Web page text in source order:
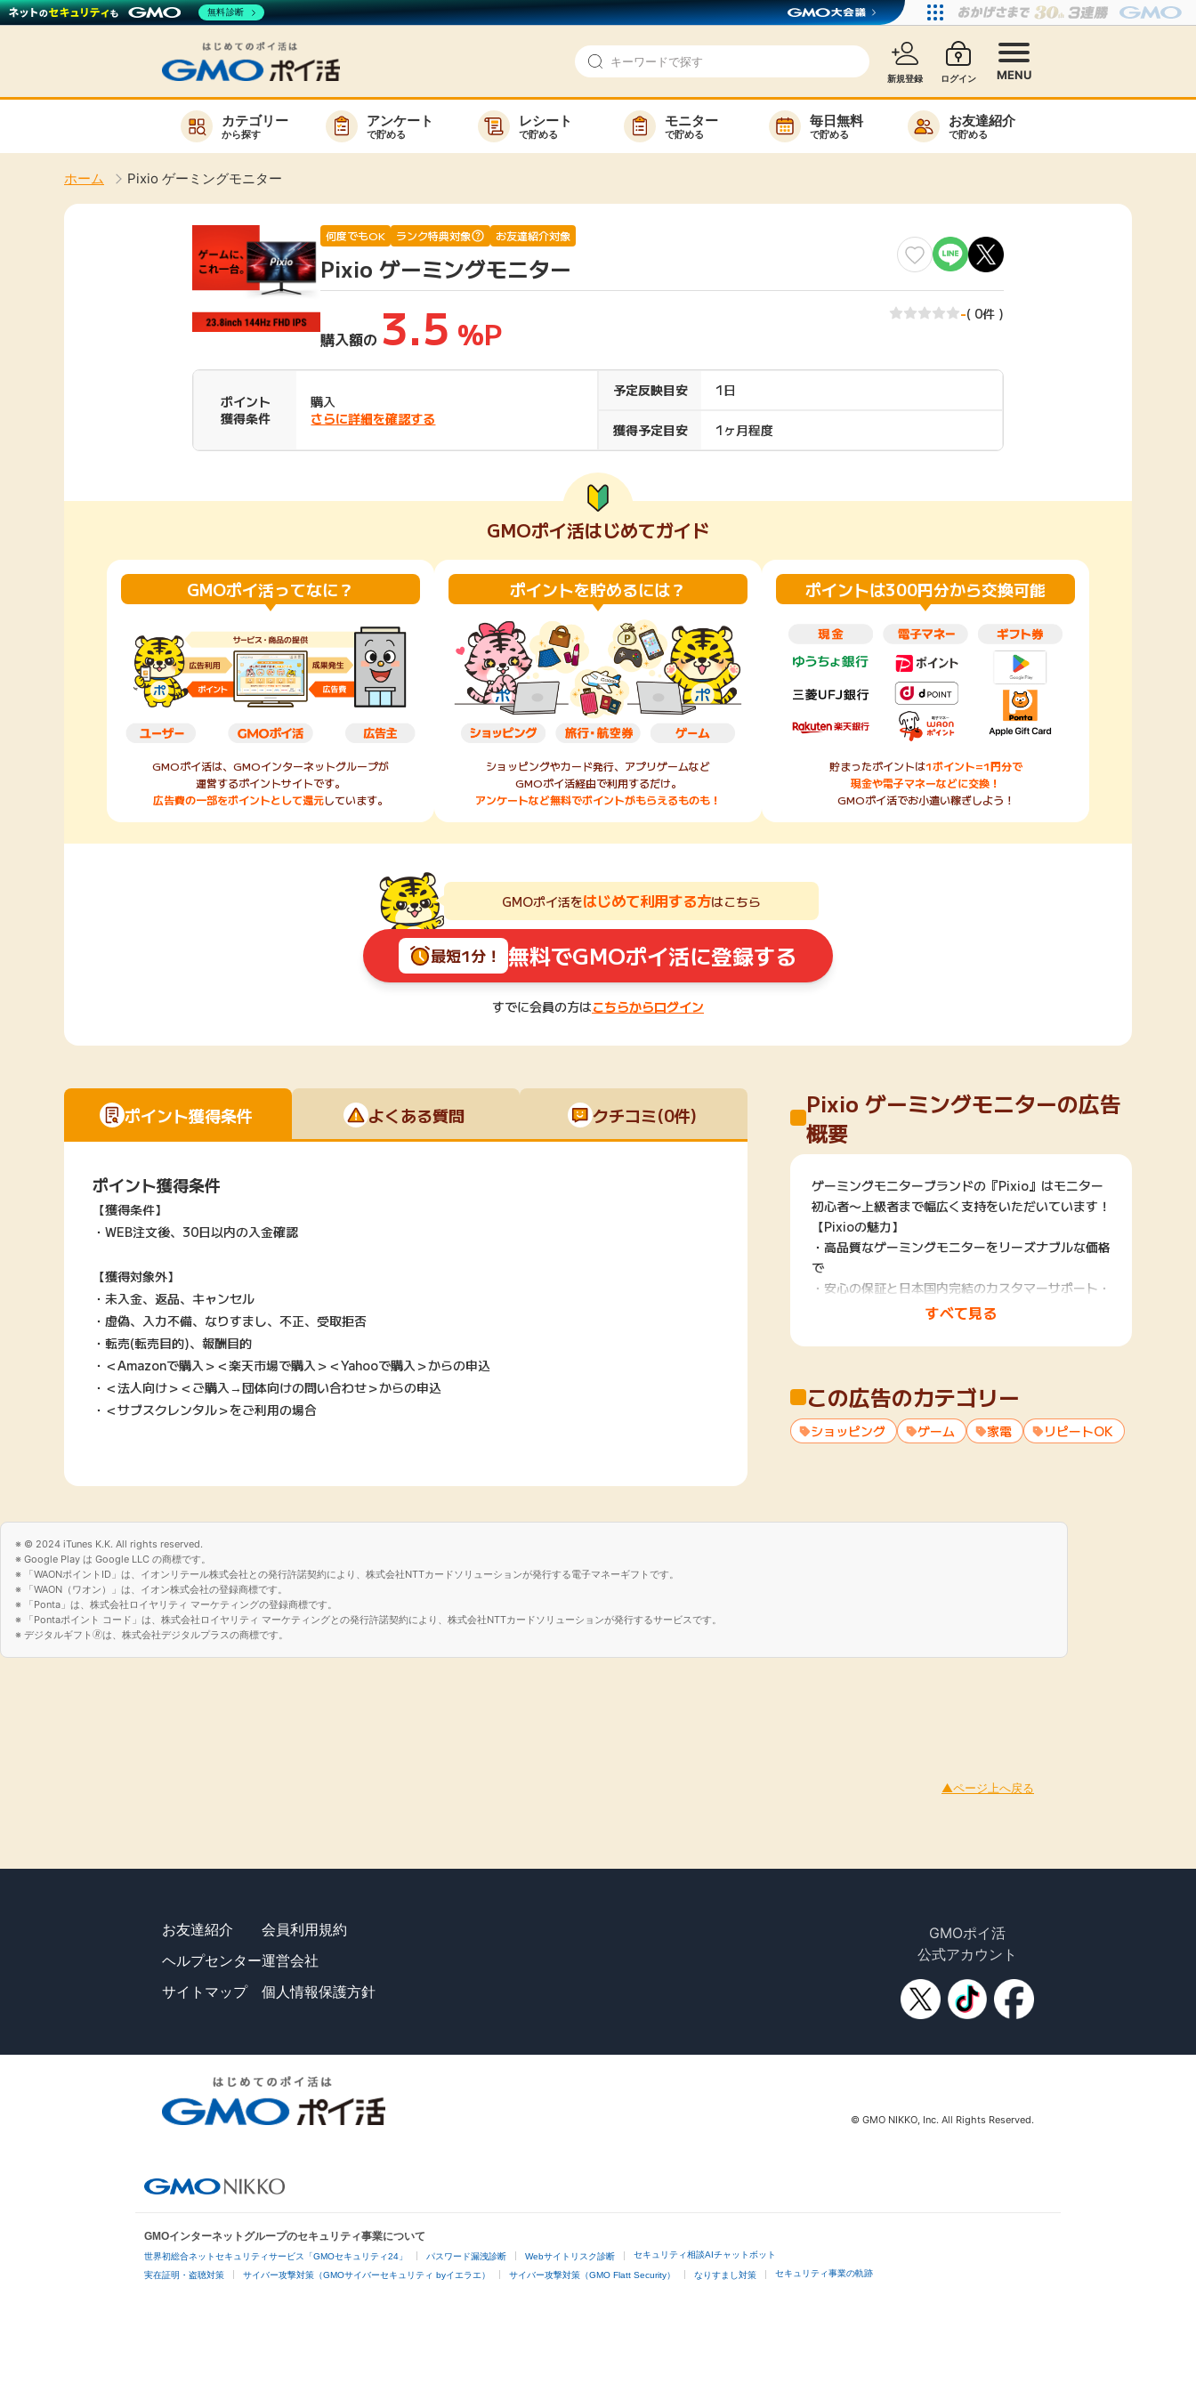
新規登録 ログイン MENU
お知らせ
新着
無料
ゲーム
買い物
モニター
特集一覧
ヘルプセンター
カテゴリー
から探す
アンケート
で貯める
レシート
で貯める
モニター
で貯める
毎日無料
で貯める
お友達紹介
で貯める
ホーム Pixio ゲーミングモニター
サービスから検索
Rakuten Fashion
楽天証券 楽天ビューティ
購入額の1%P
その他の楽天サービス
カテゴリーから検索
新着
ポイ活
お得情報
（貯まる・使えるお店）
情報
何度でもOK ランク特典対象 お友達紹介対象
Pixio ゲーミングモニター
購入額の 3.5 %P -( 0件 )
ポイント
獲得条件
購入
さらに詳細を確認する
予定反映目安 1日
獲得予定目安 1ヶ月程度
GMOポイ活はじめてガイド
GMOポイ活ってなに？
GMOポイ活は、GMOインターネットグループが
運営するポイントサイトです。
広告費の一部をポイントとして還元しています。
ポイントを貯めるには？
ショッピングやカード発行、アプリゲームなど
GMOポイ活経由で利用するだけ。
アンケートなど無料でポイントがもらえるものも！
ポイントは300円分から交換可能
貯まったポイントは1ポイント=1円分で
現金や電子マネーなどに交換！
GMOポイ活でお小遣い稼ぎしよう！
GMOポイ活をはじめて利用する方はこちら
最短1分！ 無料でGMOポイ活に登録する
すでに会員の方はこちらからログイン
ポイント獲得条件 よくある質問 クチコミ(0件)
ポイント獲得条件
【獲得条件】
・WEB注文後、30日以内の入金確認
【獲得対象外】
・未入金、返品、キャンセル
・虚偽、入力不備、なりすまし、不正、受取拒否
・転売(転売目的)、報酬目的
・＜Amazonで購入＞＜楽天市場で購入＞＜Yahooで購入＞からの申込
・＜法人向け＞＜ご購入→団体向けの問い合わせ＞からの申込
・＜サブスクレンタル＞をご利用の場合
Pixio ゲーミングモニターの広告
概要
ゲーミングモニターブランドの『Pixio』はモニター
初心者〜上級者まで幅広く支持をいただいています！
【Pixioの魅力】
・高品質なゲーミングモニターをリーズナブルな価格
で
・安心の保証と日本国内完結のカスタマーサポート・
湾曲モニターなども多数取り扱い）
すべて見る
この広告のカテゴリー
ショッピング ゲーム 家電 リピートOK
© 2024 iTunes K.K. All rights reserved.
Google Play は Google LLC の商標です。
「WAONポイントID」は、イオンリテール株式会社との発行許諾契約により、株式会社NTTカードソリューションが発行する電子マネーギフトです。
「WAON（ワオン）」は、イオン株式会社の登録商標です。
「Ponta」は、株式会社ロイヤリティ マーケティングの登録商標です。
「Pontaポイント コード」は、株式会社ロイヤリティ マーケティングとの発行許諾契約により、株式会社NTTカードソリューションが発行するサービスです。
デジタルギフト🄬は、株式会社デジタルプラスの商標です。
▲ページ上へ戻る
お友達紹介
ヘルプセンター
サイトマップ
会員利用規約
運営会社
個人情報保護方針
GMOポイ活
公式アカウント
© GMO NIKKO, Inc. All Rights Reserved.
GMOインターネットグループのセキュリティ事業について
世界初総合ネットセキュリティサービス「GMOセキュリティ24」 パスワード漏洩診断 Webサイトリスク診断 セキュリティ相談AIチャットボット
実在証明・盗聴対策 サイバー攻撃対策（GMOサイバーセキュリティ byイエラエ） サイバー攻撃対策（GMO Flatt Security） なりすまし対策 セキュリティ事業の軌跡
無料診断